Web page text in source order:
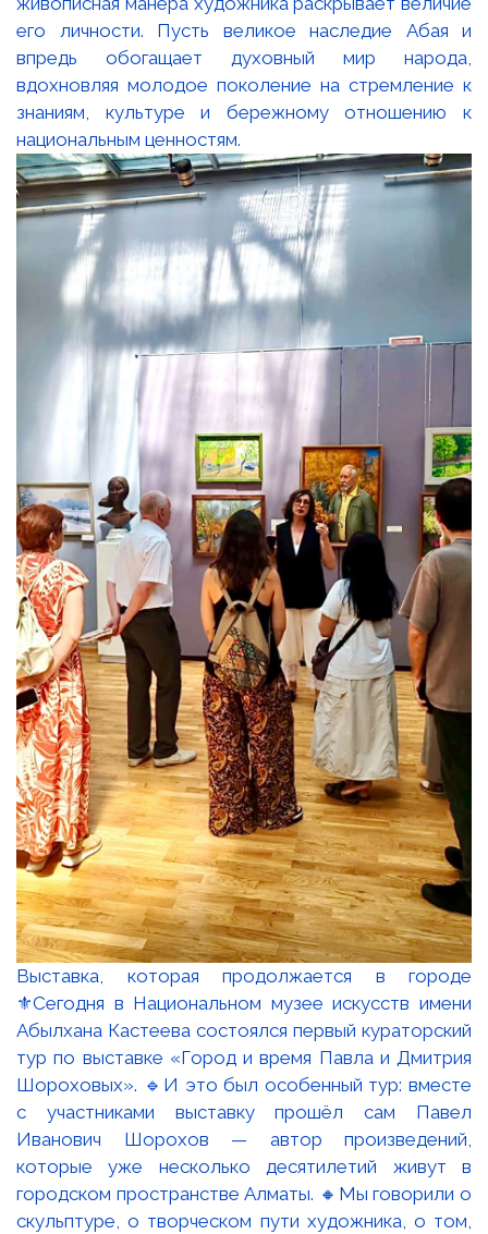
его личности. Пусть великое наследие Абая и
впредь обогащает духовный мир народа,
вдохновляя молодое поколение на стремление к
знаниям, культуре и бережному отношению к
национальным ценностям.
Выставка, которая продолжается в городе
⚜️Сегодня в Национальном музее искусств имени
Абылхана Кастеева состоялся первый кураторский
тур по выставке «Город и время Павла и Дмитрия
Шороховых». 🔹И это был особенный тур: вместе
с участниками выставку прошёл сам Павел
Иванович Шорохов — автор произведений,
которые уже несколько десятилетий живут в
городском пространстве Алматы. 🔸Мы говорили о
скульптуре, о творческом пути художника, о том,